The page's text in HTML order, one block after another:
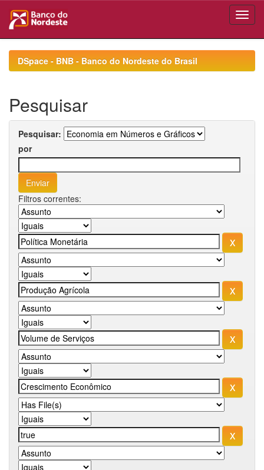
navigationDSpace - BNB - Banco do Nordeste do Brasil
Pesquisar
Pesquisar:
por
Filtros correntes: